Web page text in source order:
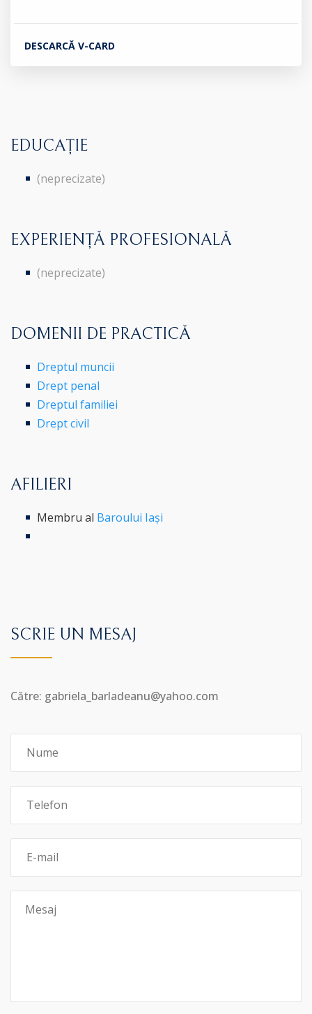
DESCARCĂ V-CARD
EDUCAȚIE
(neprecizate)
EXPERIENȚĂ PROFESIONALĂ
(neprecizate)
DOMENII DE PRACTICĂ
Dreptul muncii
Drept penal
Dreptul familiei
Drept civil
AFILIERI
Membru al Baroului Iași
SCRIE UN MESAJ
Către: gabriela_barladeanu@yahoo.com